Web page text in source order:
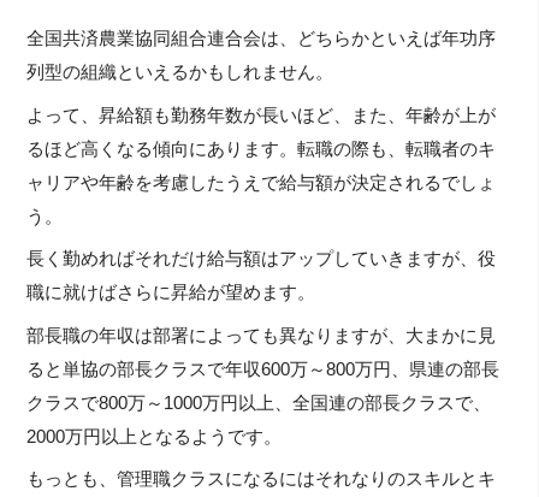
全国共済農業協同組合連合会は、どちらかといえば年功序
列型の組織といえるかもしれません。
よって、昇給額も勤務年数が長いほど、また、年齢が上が
るほど高くなる傾向にあります。転職の際も、転職者のキ
ャリアや年齢を考慮したうえで給与額が決定されるでしょ
う。
長く勤めればそれだけ給与額はアップしていきますが、役
職に就けばさらに昇給が望めます。
部長職の年収は部署によっても異なりますが、大まかに見
ると単協の部長クラスで年収600万～800万円、県連の部長
クラスで800万～1000万円以上、全国連の部長クラスで、
2000万円以上となるようです。
もっとも、管理職クラスになるにはそれなりのスキルとキ